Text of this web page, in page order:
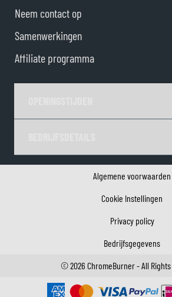
Neem contact op
Samenwerkingen
Affiliate programma
Algemene voorwaarden
Cookie Instellingen
Privacy policy
Bedrijfsgegevens
©2026 ChromeBurner - All